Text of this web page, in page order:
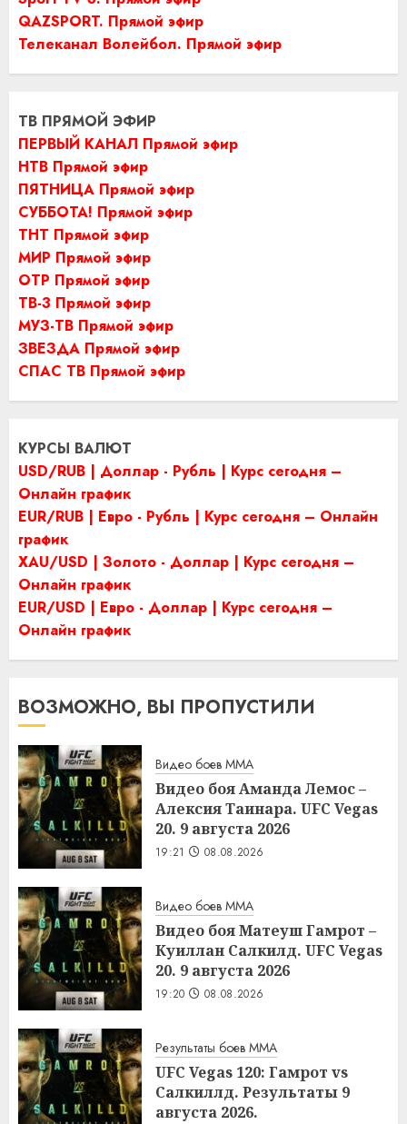
QAZSPORT. Прямой эфир
Телеканал Волейбол. Прямой эфир
ТВ ПРЯМОЙ ЭФИР
ПЕРВЫЙ КАНАЛ Прямой эфир
НТВ Прямой эфир
ПЯТНИЦА Прямой эфир
СУББОТА! Прямой эфир
ТНТ Прямой эфир
МИР Прямой эфир
ОТР Прямой эфир
ТВ-3 Прямой эфир
МУЗ-ТВ Прямой эфир
ЗВЕЗДА Прямой эфир
СПАС ТВ Прямой эфир
КУРСЫ ВАЛЮТ
USD/RUB | Доллар - Рубль | Курс сегодня –
Онлайн график
EUR/RUB | Евро - Рубль | Курс сегодня – Онлайн
график
XAU/USD | Золото - Доллар | Курс сегодня –
Онлайн график
EUR/USD | Евро - Доллар | Курс сегодня –
Онлайн график
ВОЗМОЖНО, ВЫ ПРОПУСТИЛИ
Видео боев MMA
Видео боя Аманда Лемос –
Алексия Таинара. UFC Vegas
20. 9 августа 2026
19:21 08.08.2026
Видео боев MMA
Видео боя Матеуш Гамрот –
Куиллан Салкилд. UFC Vegas
20. 9 августа 2026
19:20 08.08.2026
Результаты боев MMA
UFC Vegas 120: Гамрот vs
Салкиллд. Результаты 9
августа 2026.